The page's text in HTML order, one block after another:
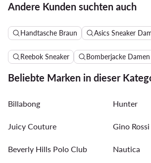
Andere Kunden suchten auch
Handtasche Braun Asics Sneaker
Reebok Sneaker Bomberjacke Damen
Beliebte Marken in dieser
Billabong Hunter
Juicy Couture Gino Rossi
Beverly Hills Polo Club Nautica